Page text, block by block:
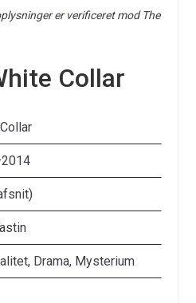
er verificeret mod The
Collar
Drama, Mysterium